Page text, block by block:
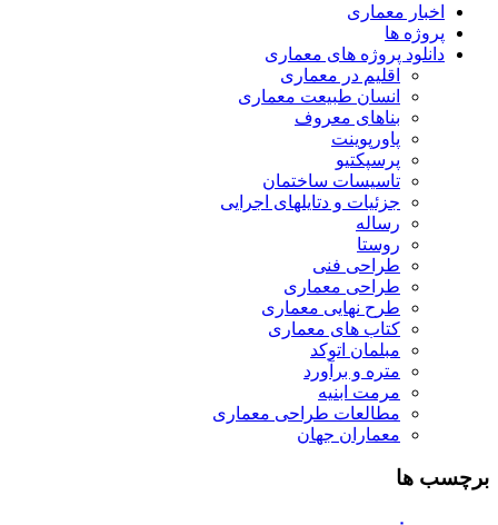
اخبار معماری
پروژه ها
دانلود پروژه های معماری
اقلیم در معماری
انسان طبیعت معماری
بناهای معروف
پاورپوینت
پرسپکتیو
تاسیسات ساختمان
جزئیات و دتایلهای اجرایی
رساله
روستا
طراحی فنی
طراحی معماری
طرح نهایی معماری
کتاب های معماری
مبلمان اتوکد
متره و برآورد
مرمت ابنیه
مطالعات طراحی معماری
معماران جهان
برچسب ها